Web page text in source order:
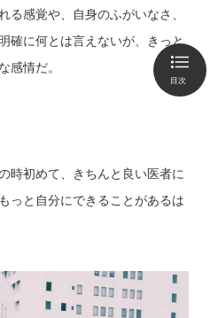
目次
る感覚や、自身のふがいなさ、
確に何とは言えないが、きっと
感情だ。
時初めて、きちんと良い医者に
っと自分にできることがあるは